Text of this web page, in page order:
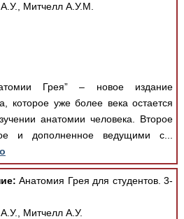
Митчелл А.У.М.
Грея” – новое издание
которое уже более века остается
анатомии человека. Второе
и дополненное ведущими с...
Анатомия Грея для студентов. 3-
Митчелл А.У.